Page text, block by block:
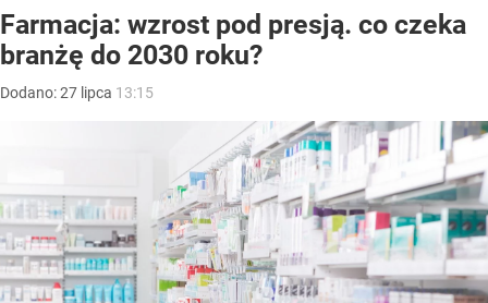
Farmacja: wzrost pod presją. co czeka
branżę do 2030 roku?
Dodano:27 lipca 13:15